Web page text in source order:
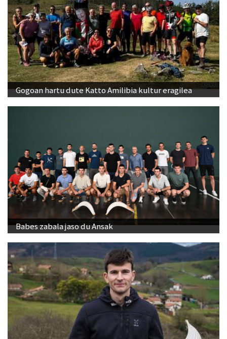
Gogoan hartu dute Katto Amilibia kultur eragilea
Babes zabala jaso du Ansak
"Banakako Txapelketan jokatzeko nire eskubidea